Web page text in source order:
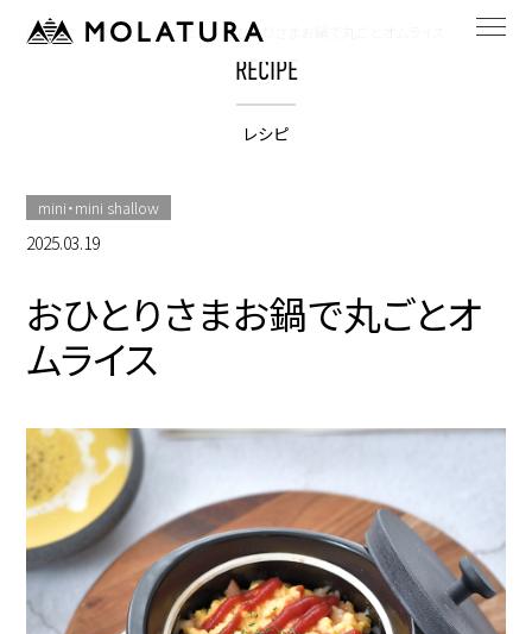
HOME bestpotのレシピ おひとりさまお鍋で丸ごとオムライス
RECIPE
レシピ
mini・mini shallow
2025.03.19
おひとりさまお鍋で丸ごとオ
ムライス